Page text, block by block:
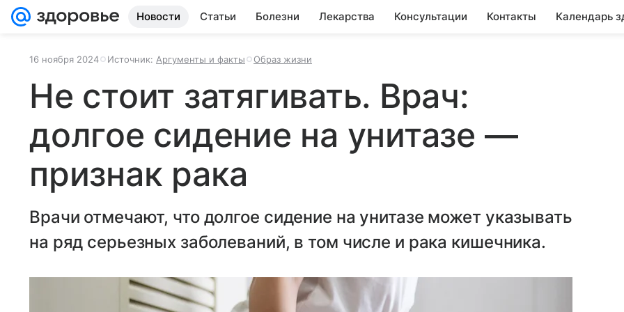
Новости Статьи Болезни Лекарства Консультации Контакты Календарь
16 ноября 2024 Источник: Аргументы и факты Образ жизни
Не стоит затягивать. Врач:
долгое сидение на унитазе —
признак рака
Врачи отмечают, что долгое сидение на унитазе может указывать
на ряд серьезных заболеваний, в том числе и рака кишечника.